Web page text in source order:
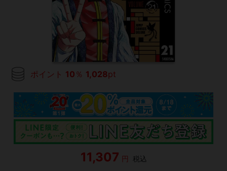
ポイント 10 ％ 1,028pt
11,307 円 税込